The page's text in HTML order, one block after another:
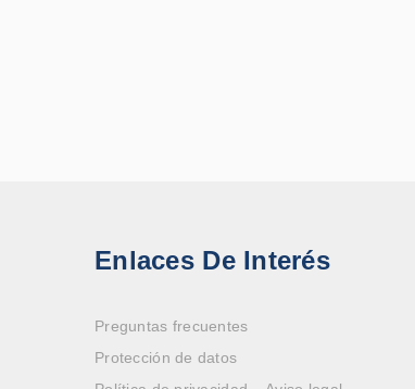
Enlaces De Interés
Preguntas frecuentes
Protección de datos